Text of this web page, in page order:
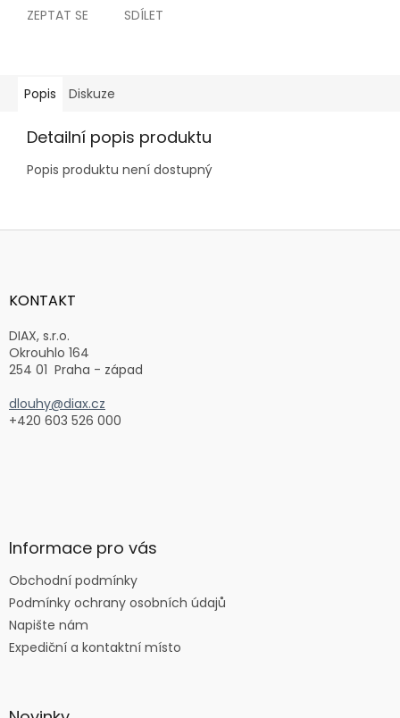
ZEPTAT SE SDÍLET
Popis Diskuze
Detailní popis produktu
Popis produktu není dostupný
Z
aKONTAKT
DIAX, s.r.o.
Okrouhlo 164
254 01 Praha - západ
dlouhy@diax.cz
+420 603 526 000
Informace pro vás
Obchodní podmínky
Podmínky ochrany osobních údajů
Napište nám
Expediční a kontaktní místo